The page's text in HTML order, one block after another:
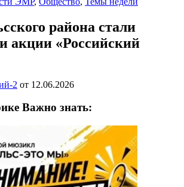
района стали
акции «Российский
2 от 12.06.2026
Важно знать: